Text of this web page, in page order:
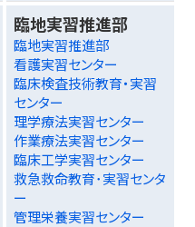
臨地実習推進部
臨地実習推進部
看護実習センター
臨床検査技術教育・実習
センター
理学療法実習センター
作業療法実習センター
臨床工学実習センター
救急救命教育･実習センタ
ー
管理栄養実習センター